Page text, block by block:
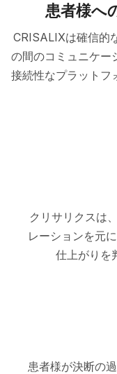
患者様へ
CRISALIXは確信的
の間のコミュニケー
接続性なプラットフ
クリサリクスは
レーションを元
仕上がりを
患者様が決断の